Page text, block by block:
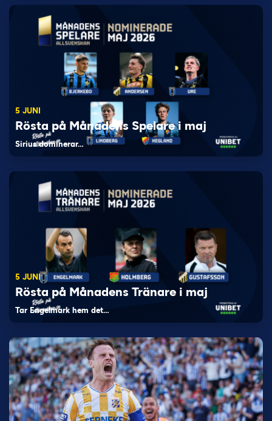
5 JUNI
Rösta på Månadens Spelare i maj
Sirius dominerar…
5 JUNI
Rösta på Månadens Tränare i maj
Tar Engelmark hem det…